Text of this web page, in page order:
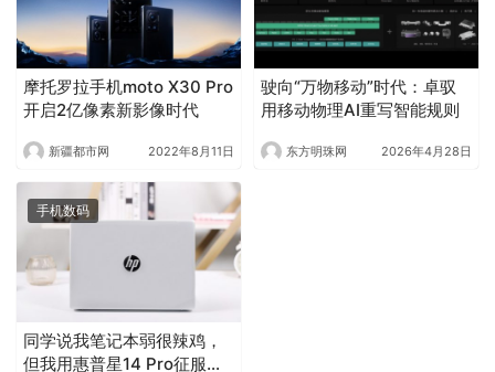
摩托罗拉手机moto X30 Pro
开启2亿像素新影像时代
新疆都市网 2022年8月11日
驶向“万物移动”时代：卓驭
用移动物理AI重写智能规则
东方明珠网 2026年4月28日
手机数码
同学说我笔记本弱很辣鸡，
但我用惠普星14 Pro征服了